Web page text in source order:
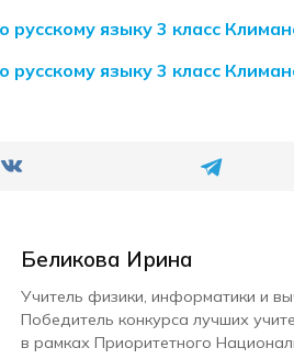
русскому языку 3 класс
русскому языку 3 класс
Беликова Ирина
Учитель физики, информатики и
Победитель конкурса лучших
в рамках Приоритетного